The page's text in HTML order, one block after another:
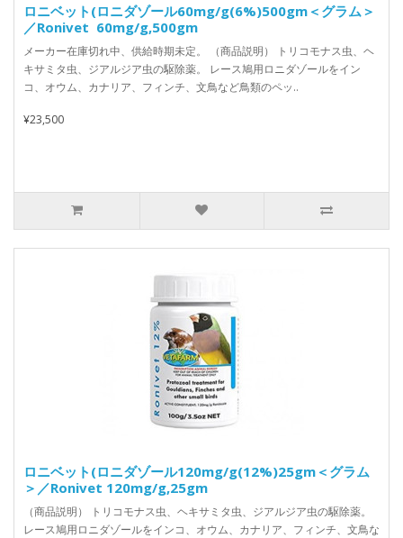
ロニベット(ロニダゾール60mg/g(6%)500gm＜グラム＞
／Ronivet 60mg/g,500gm
メーカー在庫切れ中、供給時期未定。 （商品説明） トリコモナス虫、ヘ
キサミタ虫、ジアルジア虫の駆除薬。 レース鳩用ロニダゾールをイン
コ、オウム、カナリア、フィンチ、文鳥など鳥類のペッ..
¥23,500
ロニベット(ロニダゾール120mg/g(12%)25gm＜グラム
＞／Ronivet 120mg/g,25gm
（商品説明） トリコモナス虫、ヘキサミタ虫、ジアルジア虫の駆除薬。
レース鳩用ロニダゾールをインコ、オウム、カナリア、フィンチ、文鳥な